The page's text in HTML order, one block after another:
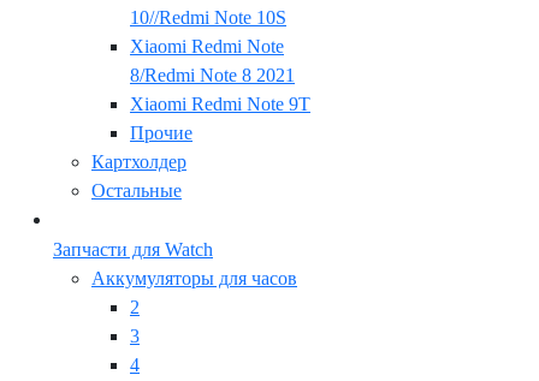
10//Redmi Note 10S
Xiaomi Redmi Note
8/Redmi Note 8 2021
Xiaomi Redmi Note 9T
Прочие
Картхолдер
Остальные
Запчасти для Watch
Аккумуляторы для часов
2
3
4